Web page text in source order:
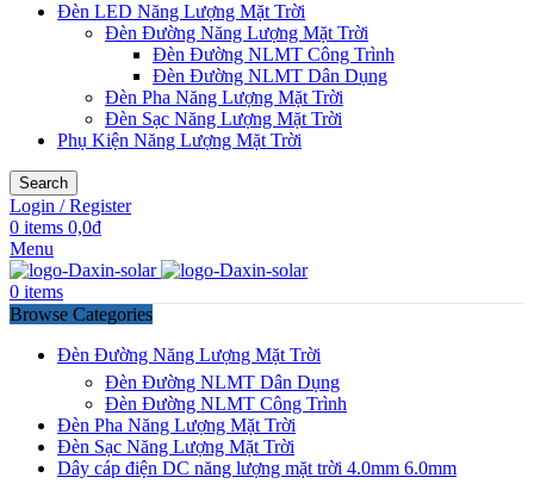
Đèn LED Năng Lượng Mặt Trời
Đèn Đường Năng Lượng Mặt Trời
Đèn Đường NLMT Công Trình
Đèn Đường NLMT Dân Dụng
Đèn Pha Năng Lượng Mặt Trời
Đèn Sạc Năng Lượng Mặt Trời
Phụ Kiện Năng Lượng Mặt Trời
Search
Login / Register
0 items 0,0₫
Menu
0 items
Browse Categories
Đèn Đường Năng Lượng Mặt Trời
Đèn Đường NLMT Dân Dụng
Đèn Đường NLMT Công Trình
Đèn Pha Năng Lượng Mặt Trời
Đèn Sạc Năng Lượng Mặt Trời
Dây cáp điện DC năng lượng mặt trời 4.0mm 6.0mm